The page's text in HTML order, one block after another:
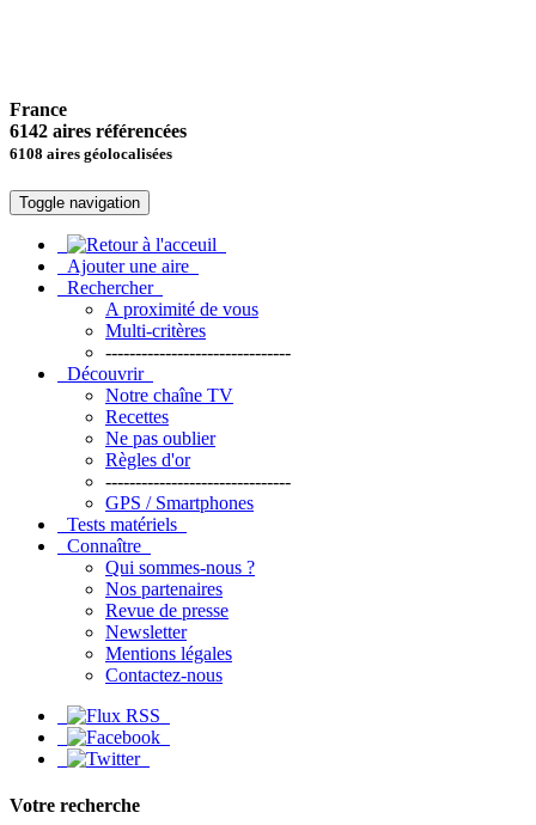
France
6142 aires référencées
6108 aires géolocalisées
Toggle navigation
Ajouter une aire
Rechercher
A proximité de vous
Multi-critères
-------------------------------
Découvrir
Notre chaîne TV
Recettes
Ne pas oublier
Règles d'or
-------------------------------
GPS / Smartphones
Tests matériels
Connaître
Qui sommes-nous ?
Nos partenaires
Revue de presse
Newsletter
Mentions légales
Contactez-nous
Votre recherche